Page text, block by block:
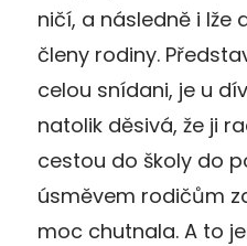
ničí, a následně i lže
členy rodiny.
celou snídani, je u
natolik děsivá, že ji
cestou do školy do
úsměvem rodičům
moc chutnala. A to